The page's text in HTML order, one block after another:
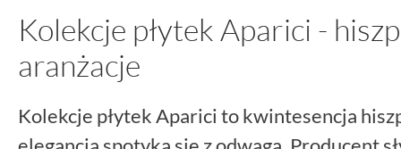
Kolekcje płytek Aparici -
aranżacje
Kolekcje płytek Aparici to kwintesencja